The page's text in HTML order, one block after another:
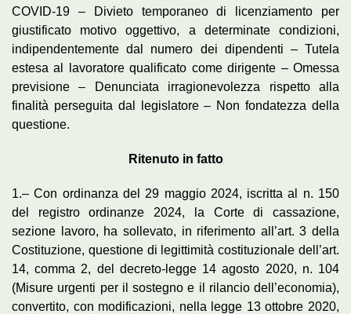
COVID-19 – Divieto temporaneo di licenziamento per
giustificato motivo oggettivo, a determinate condizioni,
indipendentemente dal numero dei dipendenti – Tutela
estesa al lavoratore qualificato come dirigente – Omessa
previsione – Denunciata irragionevolezza rispetto alla
finalità perseguita dal legislatore – Non fondatezza della
questione.
Ritenuto in fatto
1.– Con ordinanza del 29 maggio 2024, iscritta al n. 150
del registro ordinanze 2024, la Corte di cassazione,
sezione lavoro, ha sollevato, in riferimento all’art. 3 della
Costituzione, questione di legittimità costituzionale dell’art.
14, comma 2, del decreto-legge 14 agosto 2020, n. 104
(Misure urgenti per il sostegno e il rilancio dell’economia),
convertito, con modificazioni, nella legge 13 ottobre 2020,